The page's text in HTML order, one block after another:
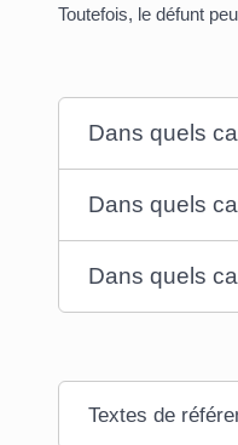
Toutefois, le défunt
Dans quels
Dans quels
Dans quels
Textes de